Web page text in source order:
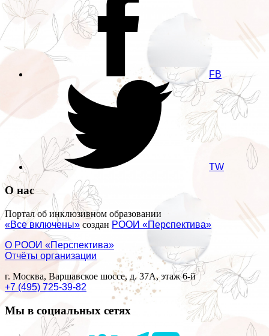
FB
TW
О нас
Портал об инклюзивном образовании
«Все включены» создан РООИ «Перспектива»
О РООИ «Перспектива»
Отчёты организации
г. Москва, Варшавское шоссе, д. 37А, этаж 6-й
+7 (495) 725-39-82
Мы в социальных сетях